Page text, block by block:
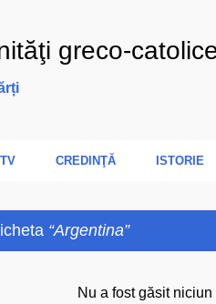
greco-
CREDINŢĂ ISTORIE
Argentina
Nu a fost găsit niciun